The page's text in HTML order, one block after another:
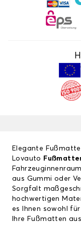
Elegante
Lovauto
aus Gummi oder
Sorgfalt
hochwertigen
es Ihnen sowohl für
Ihre Fußmatten